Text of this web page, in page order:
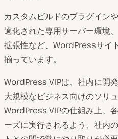
カスタムビルドのプラグイン
適化された専用サーバー環境
拡張性など、WordPressサイ
揃っています。
WordPress VIPは、社内に開
大規模なビジネス向けのソリ
WordPress VIPの仕組み上、
ーズに実行されるよう、社内